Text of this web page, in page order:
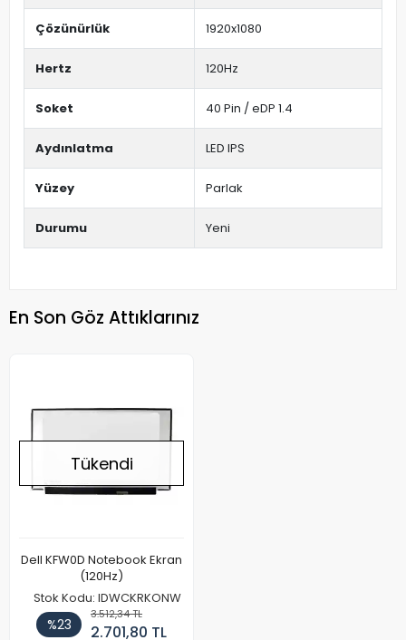
Çözünürlük 1920x1080
Hertz 120Hz
Soket 40 Pin / eDP 1.4
Aydınlatma LED IPS
Yüzey Parlak
Durumu Yeni
En Son Göz Attıklarınız
Tükendi
Dell KFW0D Notebook Ekran
(120Hz)
Stok Kodu: IDWCKRKONW
%23
3.512,34 TL
2.701,80 TL